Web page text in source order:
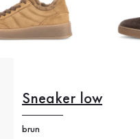
Sneaker low
brun